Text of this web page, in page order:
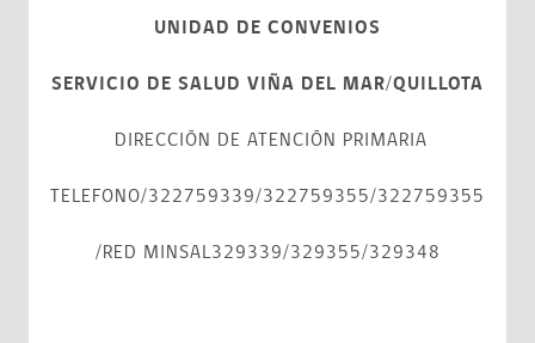
UNIDAD DE CONVENIOS
SERVICIO DE SALUD VIÑA DEL MAR/QUILLOTA
DIRECCIÓN DE ATENCIÓN PRIMARIA
TELEFONO/322759339/322759355/322759355
/RED MINSAL329339/329355/329348